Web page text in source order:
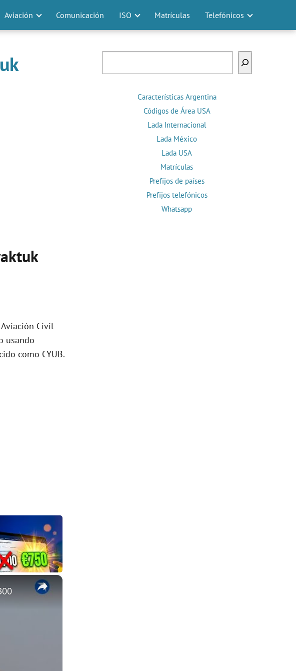
Aviación Comunicación ISO Matrículas Telefónicos
Civil
usando
como CYUB.
×
Características Argentina
Códigos de Área USA
Lada Internacional
Lada México
Lada USA
Matrículas
Prefijos de países
Prefijos telefónicos
Whatsapp